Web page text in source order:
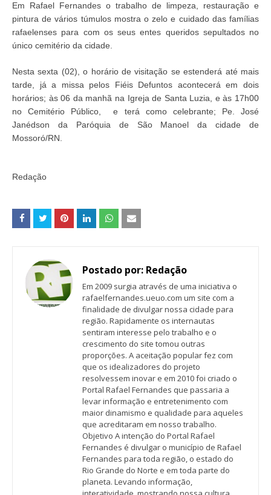
Em Rafael Fernandes o trabalho de limpeza, restauração e
pintura de vários túmulos mostra o zelo e cuidado das famílias
rafaelenses para com os seus entes queridos sepultados no
único cemitério da cidade.
Nesta sexta (02), o horário de visitação se estenderá até mais
tarde, já a missa pelos Fiéis Defuntos acontecerá em dois
horários; às 06 da manhã na Igreja de Santa Luzia, e às 17h00
no Cemitério Público, e terá como celebrante; Pe. José
Janédson da Paróquia de São Manoel da cidade de
Mossoró/RN.
Redação
Postado por: Redação
Em 2009 surgia através de uma iniciativa o
rafaelfernandes.ueuo.com um site com a
finalidade de divulgar nossa cidade para
região. Rapidamente os internautas
sentiram interesse pelo trabalho e o
crescimento do site tomou outras
proporções. A aceitação popular fez com
que os idealizadores do projeto
resolvessem inovar e em 2010 foi criado o
Portal Rafael Fernandes que passaria a
levar informação e entretenimento com
maior dinamismo e qualidade para aqueles
que acreditaram em nosso trabalho.
Objetivo A intenção do Portal Rafael
Fernandes é divulgar o município de Rafael
Fernandes para toda região, o estado do
Rio Grande do Norte e em toda parte do
planeta. Levando informação,